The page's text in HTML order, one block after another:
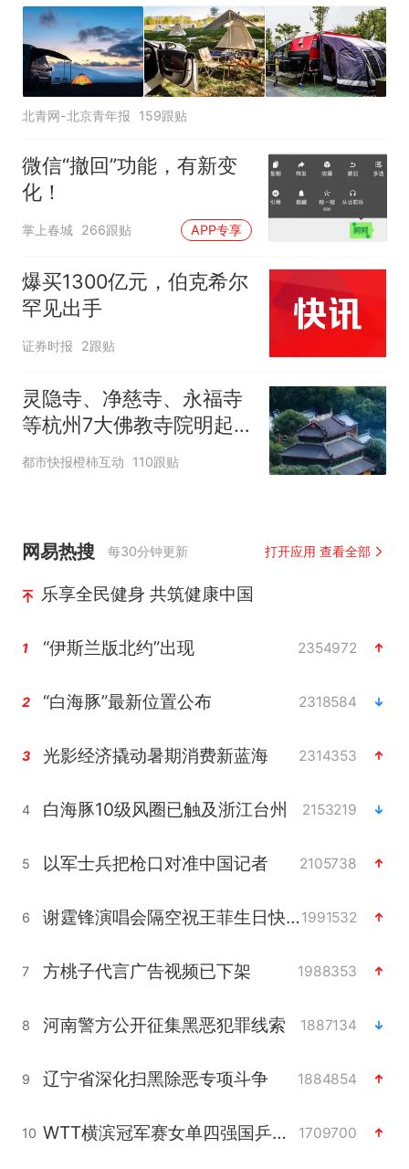
北青网-北京青年报 159跟贴
微信“撤回”功能，有新变
化！
掌上春城 266跟贴 APP专享
爆买1300亿元，伯克希尔
罕见出手
证券时报 2跟贴
灵隐寺、净慈寺、永福寺
等杭州7大佛教寺院明起
临时关闭，别跑空了
都市快报橙柿互动 110跟贴
网易热搜 每30分钟更新 打开应用 查看全部
乐享全民健身 共筑健康中国
1 “伊斯兰版北约”出现 2354972
2 “白海豚”最新位置公布 2318584
3 光影经济撬动暑期消费新蓝海 2314353
4 白海豚10级风圈已触及浙江台州 2153219
5 以军士兵把枪口对准中国记者 2105738
6 谢霆锋演唱会隔空祝王菲生日快乐1991532
7 方桃子代言广告视频已下架 1988353
8 河南警方公开征集黑恶犯罪线索 1887134
9 辽宁省深化扫黑除恶专项斗争 1884854
10 WTT横滨冠军赛女单四强国乒占三席 1709700